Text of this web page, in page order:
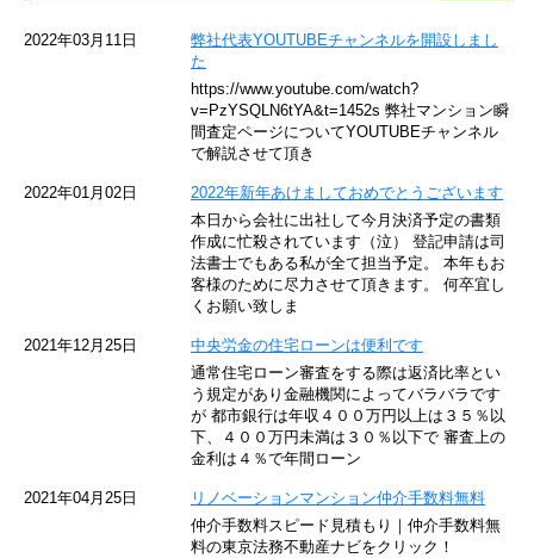
東京メトロ東西線
京王井の頭線
JR湘南新宿ライン
京王京王線
東京臨海高速鉄道
東急世田谷線
2022年03月11日
弊社代表YOUTUBEチャンネルを開設しまし
た
https://www.youtube.com/watch?
v=PzYSQLN6tYA&t=1452s 弊社マンション瞬
間査定ページについてYOUTUBEチャンネル
で解説させて頂き
2022年01月02日
2022年新年あけましておめでとうございます
本日から会社に出社して今月決済予定の書類
作成に忙殺されています（泣） 登記申請は司
法書士でもある私が全て担当予定。 本年もお
客様のために尽力させて頂きます。 何卒宜し
くお願い致しま
2021年12月25日
中央労金の住宅ローンは便利です
通常住宅ローン審査をする際は返済比率とい
う規定があり金融機関によってバラバラです
が 都市銀行は年収４００万円以上は３５％以
下、４００万円未満は３０％以下で 審査上の
金利は４％で年間ローン
2021年04月25日
リノベーションマンション仲介手数料無料
仲介手数料スピード見積もり｜仲介手数料無
料の東京法務不動産ナビをクリック！